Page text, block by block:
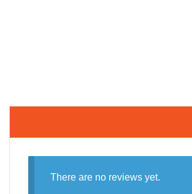
There are no reviews yet.